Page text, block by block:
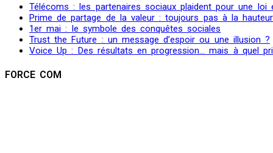
Télécoms : les partenaires sociaux plaident pour une loi
Prime de partage de la valeur : toujours pas à la hauteur
1er mai : le symbole des conquêtes sociales
Trust the Future : un message d’espoir ou une illusion ?
Voice Up : Des résultats en progression… mais à quel
FORCE COM